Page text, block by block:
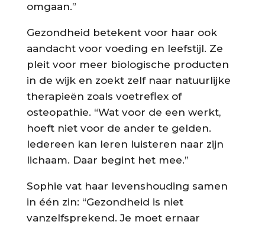
omgaan.”
Gezondheid betekent voor haar ook
aandacht voor voeding en leefstijl. Ze
pleit voor meer biologische producten
in de wijk en zoekt zelf naar natuurlijke
therapieën zoals voetreflex of
osteopathie. “Wat voor de een werkt,
hoeft niet voor de ander te gelden.
Iedereen kan leren luisteren naar zijn
lichaam. Daar begint het mee.”
Sophie vat haar levenshouding samen
in één zin: “Gezondheid is niet
vanzelfsprekend. Je moet ernaar